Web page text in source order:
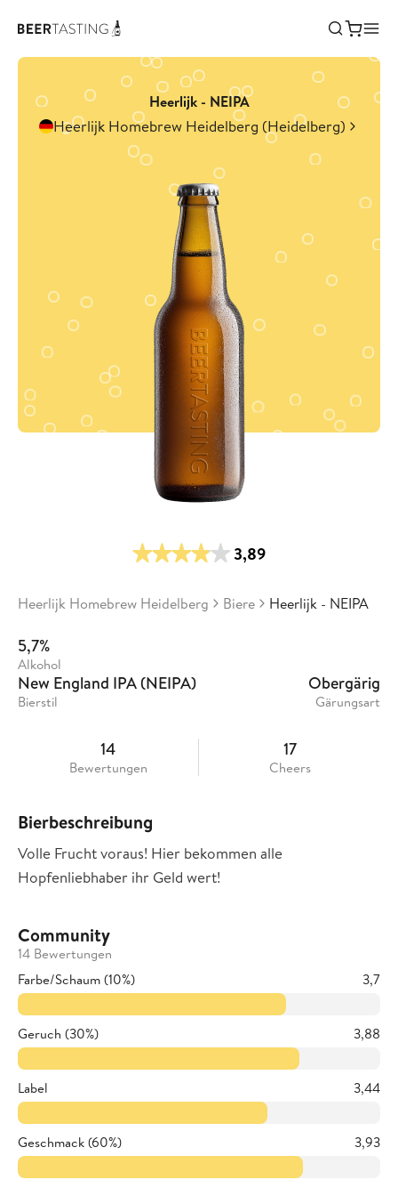
Heerlijk - NEIPA
Heerlijk Homebrew Heidelberg (Heidelberg)
3,89
Heerlijk Homebrew Heidelberg Biere Heerlijk - NEIPA
5,7%
Alkohol
New England IPA (NEIPA)
Bierstil
Obergärig
Gärungsart
14
Bewertungen
17
Cheers
Bierbeschreibung
Volle Frucht voraus! Hier bekommen alle
Hopfenliebhaber ihr Geld wert!
Community
14 Bewertungen
Farbe/Schaum (10%)
3,7
Geruch (30%) 3,88
Label 3,44
Geschmack (60%) 3,93